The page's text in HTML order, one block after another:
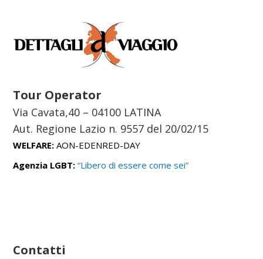
Tour Operator
Via Cavata,40 – 04100 LATINA
Aut. Regione Lazio n. 9557 del 20/02/15
WELFARE: AON-EDENRED-DAY
Agenzia LGBT: “Libero di essere come sei”
Contatti